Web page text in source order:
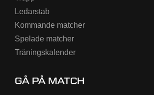
Ledarstab
Kommande matcher
Spelade matcher
Träningskalender
GÅ PÅ MATCH